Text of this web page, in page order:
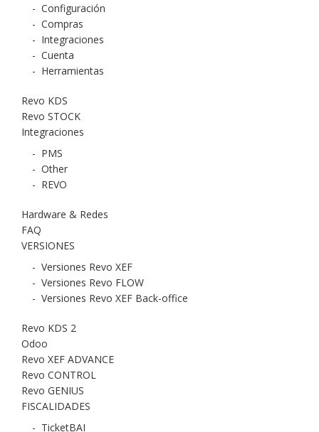
- Configuración
- Compras
- Integraciones
- Cuenta
- Herramientas
Revo KDS
Revo STOCK
Integraciones
- PMS
- Other
- REVO
Hardware & Redes
FAQ
VERSIONES
- Versiones Revo XEF
- Versiones Revo FLOW
- Versiones Revo XEF Back-office
Revo KDS 2
Odoo
Revo XEF ADVANCE
Revo CONTROL
Revo GENIUS
FISCALIDADES
- TicketBAI